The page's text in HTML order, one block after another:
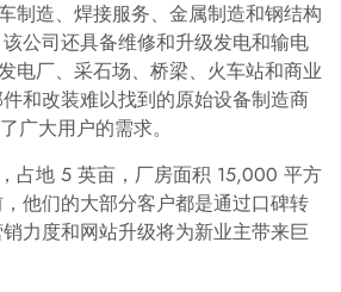
制造、焊接服务、金属制造和钢结构
公司还具备维修和升级发电和输电
电厂、采石场、桥梁、火车站和商业
和改装难以找到的原始设备制造商
广大用户的需求。
占地 5 英亩，厂房面积 15,000 平方
他们的大部分客户都是通过口碑转
力度和网站升级将为新业主带来巨